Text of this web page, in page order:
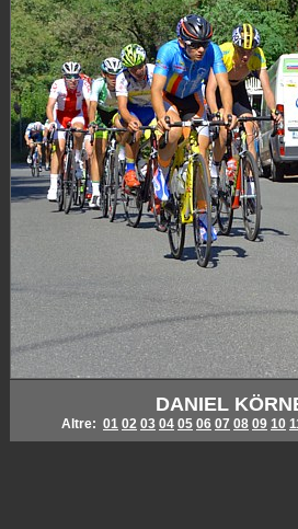
DANIEL
Altre: 01 02 03 04 05 06 07 08 09 10